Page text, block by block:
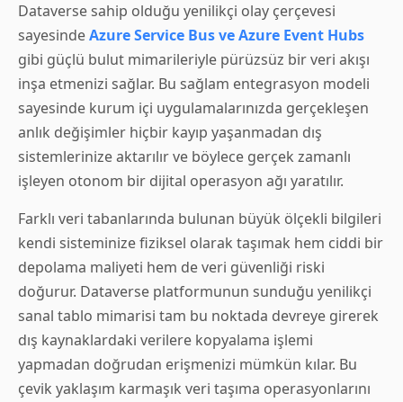
Dataverse sahip olduğu yenilikçi olay çerçevesi
sayesindeAzure Service Bus ve Azure Event Hubs
gibi güçlü bulut mimarileriyle pürüzsüz bir veri akışı
inşa etmenizi sağlar. Bu sağlam entegrasyon modeli
sayesinde kurum içi uygulamalarınızda gerçekleşen
anlık değişimler hiçbir kayıp yaşanmadan dış
sistemlerinize aktarılır ve böylece gerçek zamanlı
işleyen otonom bir dijital operasyon ağı yaratılır.
Farklı veri tabanlarında bulunan büyük ölçekli bilgileri
kendi sisteminize fiziksel olarak taşımak hem ciddi bir
depolama maliyeti hem de veri güvenliği riski
doğurur. Dataverse platformunun sunduğu yenilikçi
sanal tablo mimarisi tam bu noktada devreye girerek
dış kaynaklardaki verilere kopyalama işlemi
yapmadan doğrudan erişmenizi mümkün kılar. Bu
çevik yaklaşım karmaşık veri taşıma operasyonlarını